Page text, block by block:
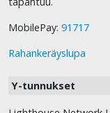
MobilePay: 91717
Rahankeräyslupa
Y-tunnukset